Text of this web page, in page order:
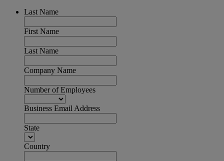
Last Name
First Name
Last Name
Company Name
Number of Employees
Business Email Address
State
Country